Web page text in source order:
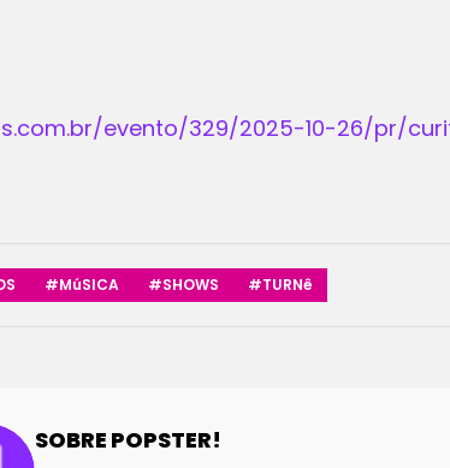
evento/329/2025-10-26/pr/
#MúSICA #SHOWS #TURNê
SOBRE POPSTER!